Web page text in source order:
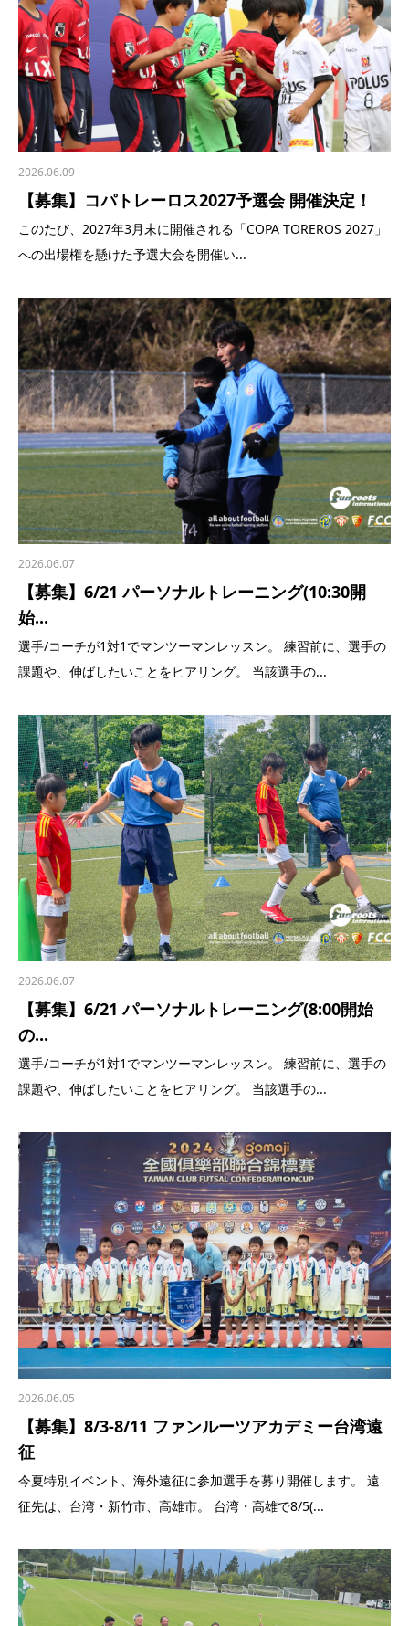
2026.06.09
【募集】コパトレーロス2027予選会 開催決定！
このたび、2027年3月末に開催される「COPA TOREROS 2027」
への出場権を懸けた予選大会を開催い...
2026.06.07
【募集】6/21 パーソナルトレーニング(10:30開
始...
選手/コーチが1対1でマンツーマンレッスン。 練習前に、選手の
課題や、伸ばしたいことをヒアリング。 当該選手の...
2026.06.07
【募集】6/21 パーソナルトレーニング(8:00開始
の...
選手/コーチが1対1でマンツーマンレッスン。 練習前に、選手の
課題や、伸ばしたいことをヒアリング。 当該選手の...
2026.06.05
【募集】8/3-8/11 ファンルーツアカデミー台湾遠
征
今夏特別イベント、海外遠征に参加選手を募り開催します。 遠
征先は、台湾・新竹市、高雄市。 台湾・高雄で8/5(...